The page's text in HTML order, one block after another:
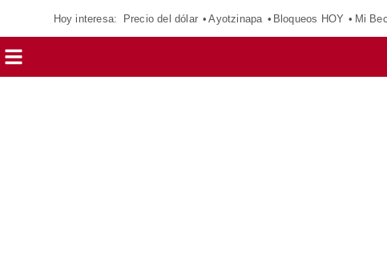
Hoy interesa: Precio del dólar Ayotzinapa Bloqueos HOY Mi